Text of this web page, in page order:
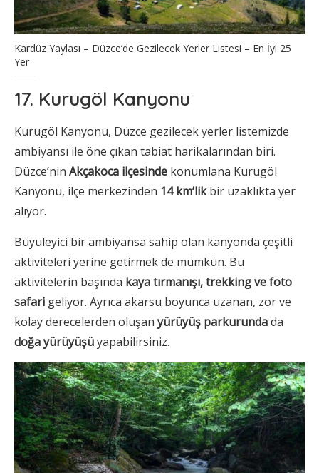
Kardüz Yaylası – Düzce’de Gezilecek Yerler Listesi – En İyi 25
Yer
17. Kurugöl Kanyonu
Kurugöl Kanyonu, Düzce gezilecek yerler listemizde
ambiyansı ile öne çıkan tabiat harikalarından biri.
Düzce’nin Akçakoca ilçesinde konumlana Kurugöl
Kanyonu, ilçe merkezinden 14 km’likbir uzaklıkta yer
alıyor.
Büyüleyici bir ambiyansa sahip olan kanyonda çeşitli
aktiviteleri yerine getirmek de mümkün. Bu
aktivitelerin başında kaya tırmanışı, trekking ve foto
safari geliyor. Ayrıca akarsu boyunca uzanan, zor ve
kolay derecelerden oluşan yürüyüş parkurundada
doğa yürüyüşüyapabilirsiniz.